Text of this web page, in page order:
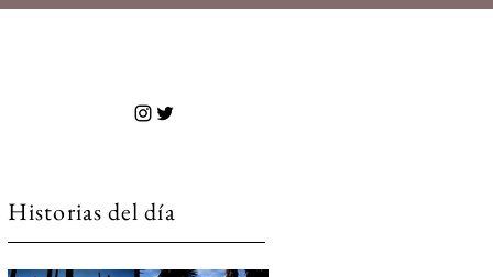
Historias del día